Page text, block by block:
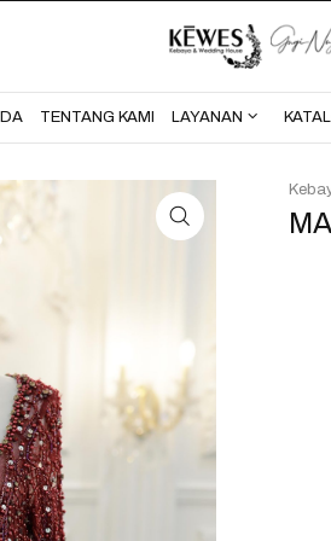
TENTANG KAMI LAYANAN